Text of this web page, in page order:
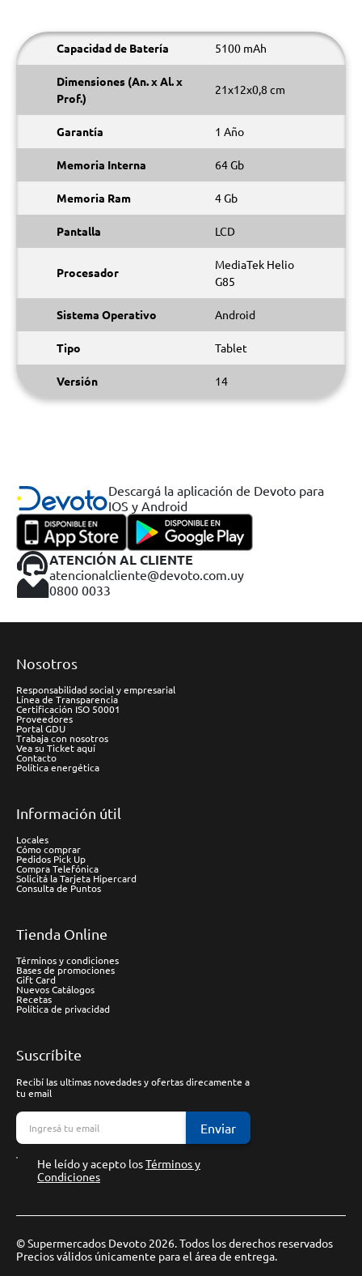
Capacidad de Batería 5100 mAh
Dimensiones (An. x Al. x
Prof.)
21x12x0,8 cm
Garantía 1 Año
Memoria Interna 64 Gb
Memoria Ram 4 Gb
Pantalla LCD
Procesador
MediaTek Helio
G85
Sistema Operativo Android
Tipo Tablet
Versión 14
Descargá la aplicación de Devoto para
IOS y Android
ATENCIÓN AL CLIENTE
atencionalcliente@devoto.com.uy
0800 0033
Nosotros
Responsabilidad social y empresarial
Línea de Transparencia
Certificación ISO 50001
Proveedores
Portal GDU
Trabaja con nosotros
Vea su Ticket aquí
Contacto
Política energética
Información útil
Locales
Cómo comprar
Pedidos Pick Up
Compra Telefónica
Solicitá la Tarjeta Hipercard
Consulta de Puntos
Tienda Online
Términos y condiciones
Bases de promociones
Gift Card
Nuevos Catálogos
Recetas
Política de privacidad
Suscríbite
Recibí las ultimas novedades y ofertas direcamente a
tu email
Enviar
He leído y acepto losTérminos y
Condiciones
© Supermercados Devoto 2026. Todos los derechos reservados
Precios válidos únicamente para el área de entrega.